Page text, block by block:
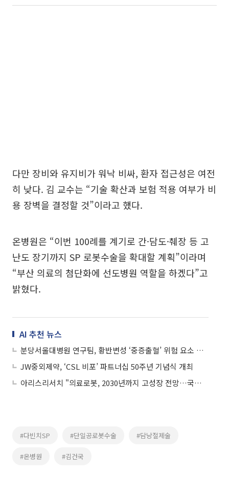
다만 장비와 유지비가 워낙 비싸, 환자 접근성은 여전
히 낮다. 김 교수는 “기술 확산과 보험 적용 여부가 비
용 장벽을 결정할 것”이라고 했다.
온병원은 “이번 100례를 계기로 간·담도·췌장 등 고
난도 장기까지 SP 로봇수술을 확대할 계획”이라며
“부산 의료의 첨단화에 선도병원 역할을 하겠다”고
밝혔다.
AI 추천 뉴스
분당서울대병원 연구팀, 황반변성 ‘중증출혈’ 위험 요소 확인
JW중외제약, ‘CSL 비포’ 파트너십 50주년 기념식 개최
아리스리서치 "의료로봇, 2030년까지 고성장 전망…국내 기업 글로벌 진출"
#다빈치SP #단일공로봇수술 #담낭절제술
#온병원 #김건국